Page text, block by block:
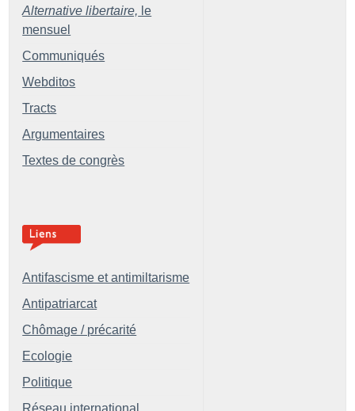
Alternative libertaire, le
mensuel
Communiqués
Webditos
Tracts
Argumentaires
Textes de congrès
Antifascisme et antimiltarisme
Antipatriarcat
Chômage / précarité
Ecologie
Politique